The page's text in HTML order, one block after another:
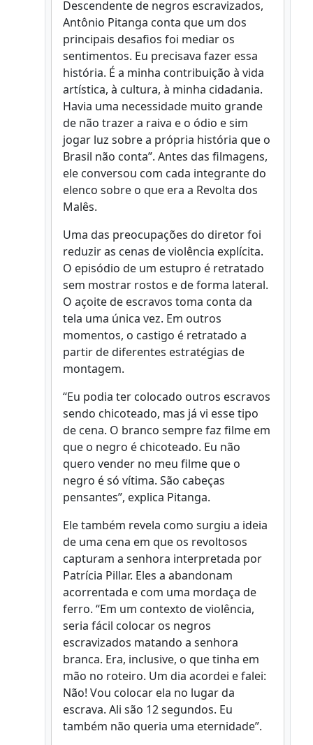
Descendente de negros escravizados,
Antônio Pitanga conta que um dos
principais desafios foi mediar os
sentimentos. Eu precisava fazer essa
história. É a minha contribuição à vida
artística, à cultura, à minha cidadania.
Havia uma necessidade muito grande
de não trazer a raiva e o ódio e sim
jogar luz sobre a própria história que o
Brasil não conta”. Antes das filmagens,
ele conversou com cada integrante do
elenco sobre o que era a Revolta dos
Malês.
Uma das preocupações do diretor foi
reduzir as cenas de violência explícita.
O episódio de um estupro é retratado
sem mostrar rostos e de forma lateral.
O açoite de escravos toma conta da
tela uma única vez. Em outros
momentos, o castigo é retratado a
partir de diferentes estratégias de
montagem.
“Eu podia ter colocado outros escravos
sendo chicoteado, mas já vi esse tipo
de cena. O branco sempre faz filme em
que o negro é chicoteado. Eu não
quero vender no meu filme que o
negro é só vítima. São cabeças
pensantes”, explica Pitanga.
Ele também revela como surgiu a ideia
de uma cena em que os revoltosos
capturam a senhora interpretada por
Patrícia Pillar. Eles a abandonam
acorrentada e com uma mordaça de
ferro. “Em um contexto de violência,
seria fácil colocar os negros
escravizados matando a senhora
branca. Era, inclusive, o que tinha em
mão no roteiro. Um dia acordei e falei:
Não! Vou colocar ela no lugar da
escrava. Ali são 12 segundos. Eu
também não queria uma eternidade”.